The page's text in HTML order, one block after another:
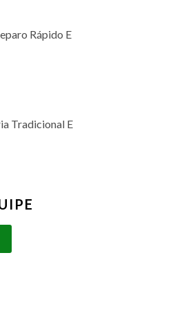
Rápido E
Tradicional E